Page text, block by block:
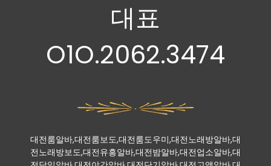
대표
O1O.2062.3474
대전룸알바,대전룸보도,대전룸도우미,대전노래방알바,대
전노래방보도,대전유흥알바,대전밤알바,대전업소알바,대